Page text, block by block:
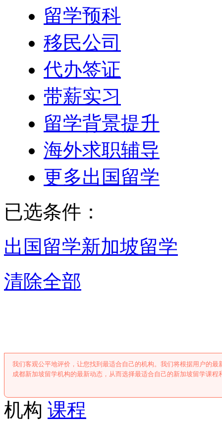
留学预科
移民公司
代办签证
带薪实习
留学背景提升
海外求职辅导
更多出国留学
已选条件：
出国留学新加坡留学
清除全部
我们客观公平地评价，让您找到最适合自己的机构。我们将根据用户的
成都新加坡留学机构的最新动态，从而选择最适合自己的新加坡留学课程
机构 课程